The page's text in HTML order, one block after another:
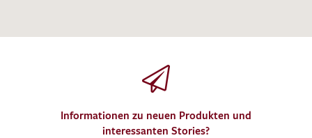
Informationen zu neuen Produkten und
interessanten Stories?